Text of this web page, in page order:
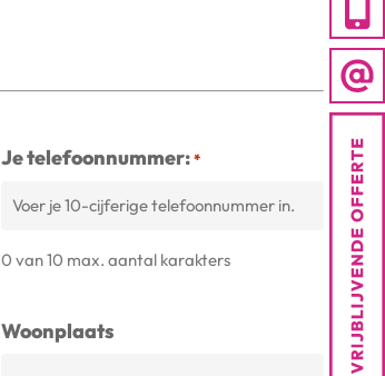
Je telefoonnummer: *
0 van 10 max. aantal karakters
Woonplaats